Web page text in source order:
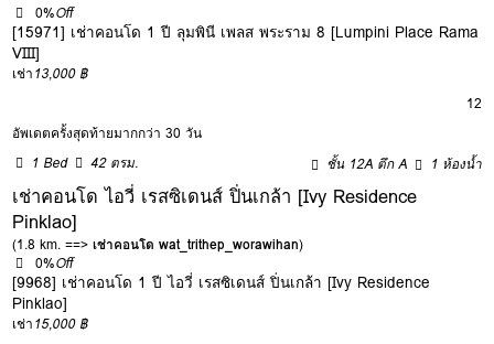
0%Off
[15971] เช่าคอนโด 1 ปี ลุมพินี เพลส พระราม 8 [Lumpini Place Rama
VIII]
เช่า13,000 ฿
12
อัพเดตครั้งสุดท้ายมากกว่า 30 วัน
1 Bed
42 ตรม. ชั้น 12A ตึก A 1 ห้องน้ำ
เช่าคอนโด ไอวี่ เรสซิเดนส์ ปิ่นเกล้า [Ivy Residence
Pinklao]
(1.8 km. ==>เช่าคอนโด wat_trithep_worawihan)
0%Off
[9968] เช่าคอนโด 1 ปี ไอวี่ เรสซิเดนส์ ปิ่นเกล้า [Ivy Residence
Pinklao]
เช่า15,000 ฿